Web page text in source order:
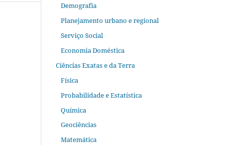
Demografia
Planejamento urbano e regional
Serviço Social
Economia Doméstica
Ciências Exatas e da Terra
Física
Probabilidade e Estatística
Química
Geociências
Matemática